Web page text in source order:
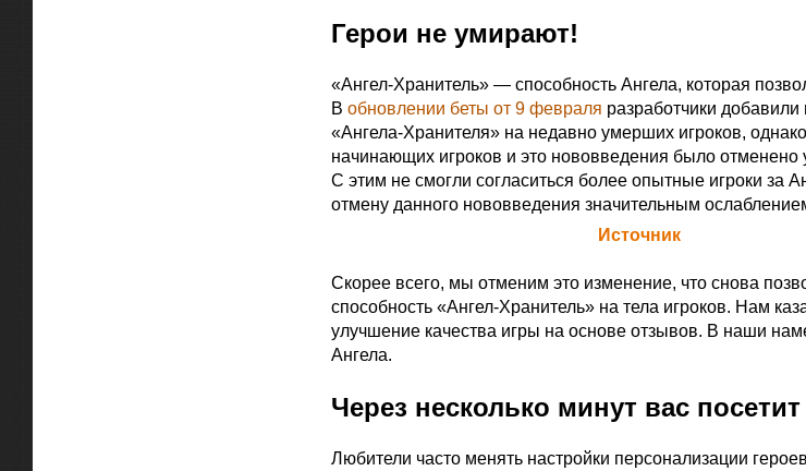
Герои не умирают!
«Ангел-Хранитель» — способность Ангела, которая
В обновлении беты от 9 февраля разработчики
«Ангела-Хранителя» на недавно умерших игроков,
начинающих игроков и это нововведения было отменено
С этим не смогли согласиться более опытные игроки за
отмену данного нововведения значительным
Источник
Скорее всего, мы отменим это изменение, что снова
способность «Ангел-Хранитель» на тела игроков. Нам
улучшение качества игры на основе отзывов. В наши
Ангела.
Через несколько минут вас
Любители часто менять настройки персонализации